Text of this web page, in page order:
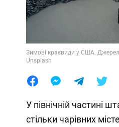
Зимові краєвиди у США.
Unsplash
У північній частині
стільки чарівних